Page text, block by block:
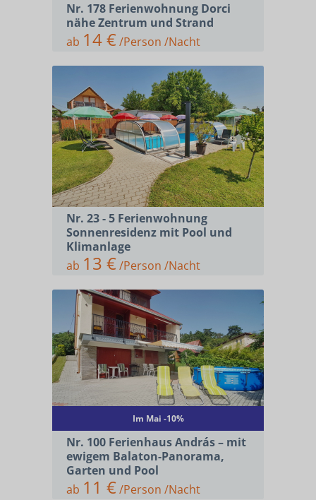
UNTERKÜNFTE
FAHRRAD- UND E-BIKEVERLEIH
KONTAKT
Nr. 178 Ferienwohnung Dorci
nähe Zentrum und Strand
ab 14 €/Person /Nacht
Nr. 23 - 5 Ferienwohnung
Sonnenresidenz mit Pool und
Klimanlage
ab 13 €/Person /Nacht
Im Mai -10%
Nr. 100 Ferienhaus András – mit
ewigem Balaton-Panorama,
Garten und Pool
ab 11 €/Person /Nacht